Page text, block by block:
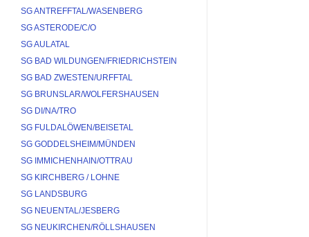
SG ANTREFFTAL/WASENBERG
SG ASTERODE/C/O
SG AULATAL
SG BAD WILDUNGEN/FRIEDRICHSTEIN
SG BAD ZWESTEN/URFFTAL
SG BRUNSLAR/WOLFERSHAUSEN
SG DI/NA/TRO
SG FULDALÖWEN/BEISETAL
SG GODDELSHEIM/MÜNDEN
SG IMMICHENHAIN/OTTRAU
SG KIRCHBERG / LOHNE
SG LANDSBURG
SG NEUENTAL/JESBERG
SG NEUKIRCHEN/RÖLLSHAUSEN